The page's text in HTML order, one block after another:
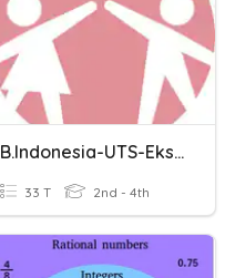
B.Indonesia-UTS-Ekspresi
33 T 2nd - 4th